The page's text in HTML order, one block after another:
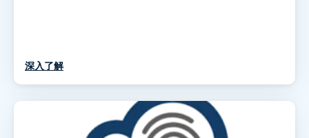
深入了解